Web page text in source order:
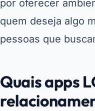
por oferecer
quem deseja algo
pessoas que
Quais apps